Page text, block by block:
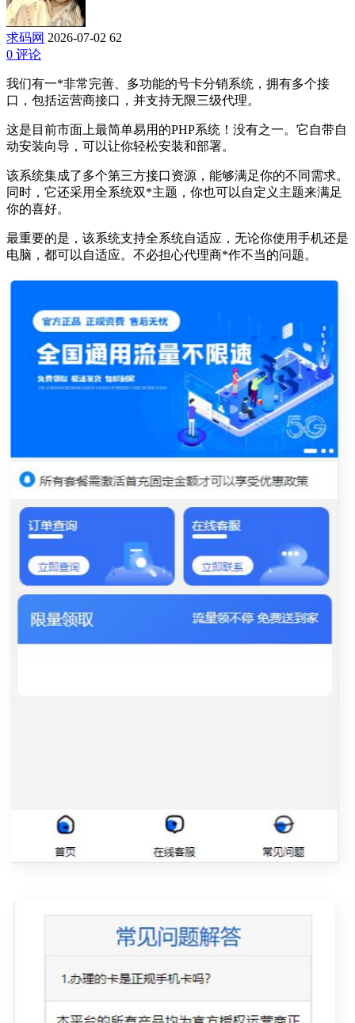
求码网 2026-07-02 62
0 评论
我们有一*非常完善、多功能的号卡分销系统，拥有多个接
口，包括运营商接口，并支持无限三级代理。
这是目前市面上最简单易用的PHP系统！没有之一。它自带自
动安装向导，可以让你轻松安装和部署。
该系统集成了多个第三方接口资源，能够满足你的不同需求。
同时，它还采用全系统双*主题，你也可以自定义主题来满足
你的喜好。
最重要的是，该系统支持全系统自适应，无论你使用手机还是
电脑，都可以自适应。不必担心代理商*作不当的问题。